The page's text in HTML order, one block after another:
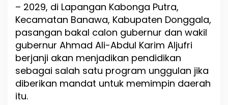
u
l
t
n
g
J
d
– 2029, di Lapangan Kabonga Putra,
Kecamatan Banawa, Kabupaten Donggala,
pasangan bakal calon gubernur dan wakil
gubernur Ahmad Ali-Abdul Karim Aljufri
berjanji akan menjadikan pendidikan
sebagai salah satu program unggulan jika
diberikan mandat untuk memimpin daerah
itu.